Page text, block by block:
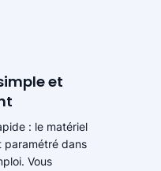
et
: le matériel
paramétré dans
Vous